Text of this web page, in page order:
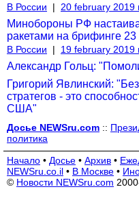
В России | 20 february 2019
Минобороны РФ
ракетами на брифинге 23
В России | 19 february 2019
Александр Гольц:
Григорий Явлинский:
стратегов - это
США"
Досье NEWSru.com ::
политика
Начало • Досье • Архив •
NEWSru.co.il • В Москве •
© Новости NEWSru.com